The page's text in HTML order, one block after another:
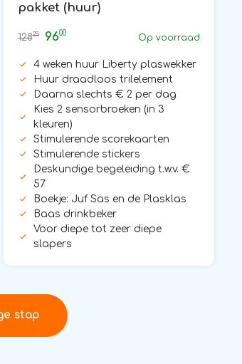
pakket (huur)
12825 9600 Op voorraad
4 weken huur Liberty plaswekker
Huur draadloos trilelement
Daarna slechts € 2 per dag
Kies 2 sensorbroeken (in 3
kleuren)
Stimulerende scorekaarten
Stimulerende stickers
Deskundige begeleiding t.w.v. €
57
Boekje: Juf Sas en de Plasklas
Baas drinkbeker
Voor diepe tot zeer diepe
slapers
stap